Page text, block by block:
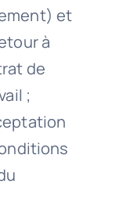
et
à
de
;